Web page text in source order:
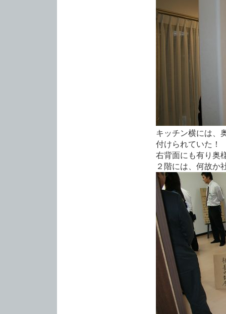
キッチン横には、
付けられていた！
右背面にも有り奥
２階には、何故か